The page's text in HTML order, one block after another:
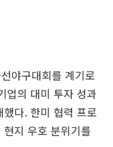
야구대회를 계기로
업의 대미 투자 성과
다. 한미 협력 프로
지 우호 분위기를